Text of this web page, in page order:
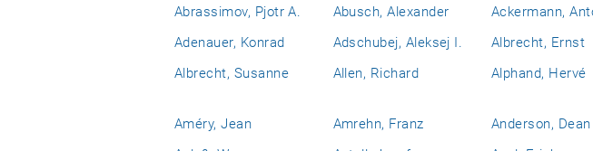
Abrassimov, Pjotr A. Abusch, Alexander Ackermann,
Adenauer, Konrad
Adschubej, Aleksej I. Albrecht, Ernst
Albrecht, Susanne
Allen, Richard Alphand, Hervé
Améry, Jean
Amrehn, Franz Anderson, Dean